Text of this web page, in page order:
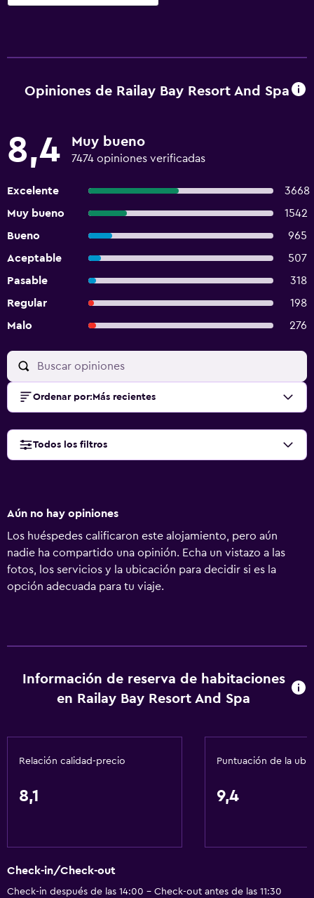
Opiniones de Railay Bay Resort And Spa
8,4 Muy bueno
7474 opiniones verificadas
Excelente
3668
Muy bueno
1542
Bueno
965
Aceptable
507
Pasable
318
Regular
198
Malo
276
Ordenar por: Más recientes
Todos los filtros
Aún no hay opiniones
Los huéspedes calificaron este alojamiento, pero aún
nadie ha compartido una opinión. Echa un vistazo a las
fotos, los servicios y la ubicación para decidir si es la
opción adecuada para tu viaje.
Información de reserva de habitaciones
en Railay Bay Resort And Spa
Relación calidad-precio
8,1
Puntuación de la
9,4
Check-in/Check-out
Check-in después de las 14:00 - Check-out antes de las 11:30